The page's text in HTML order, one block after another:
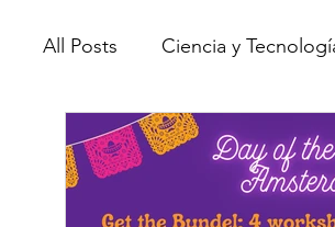
All Posts Ciencia y
Industrias Creativas
Desarrollo sostenible